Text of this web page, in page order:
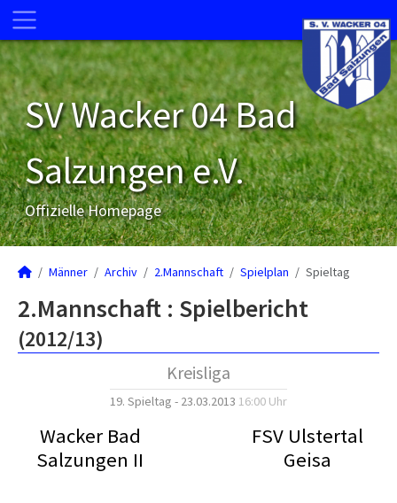
SV Wacker 04 Bad
Salzungen e.V.
Offizielle Homepage
Männer Archiv 2.Mannschaft Spielplan Spieltag
2.Mannschaft : Spielbericht
(2012/13)
Kreisliga
19. Spieltag - 23.03.2013 16:00 Uhr
Wacker Bad
Salzungen II
FSV Ulstertal
Geisa